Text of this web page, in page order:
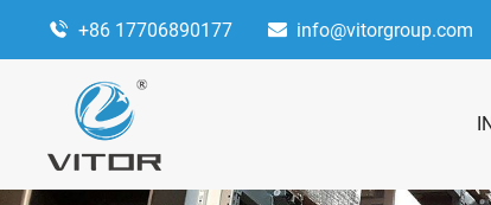
+86 17706890177 info@vitorgroup.com